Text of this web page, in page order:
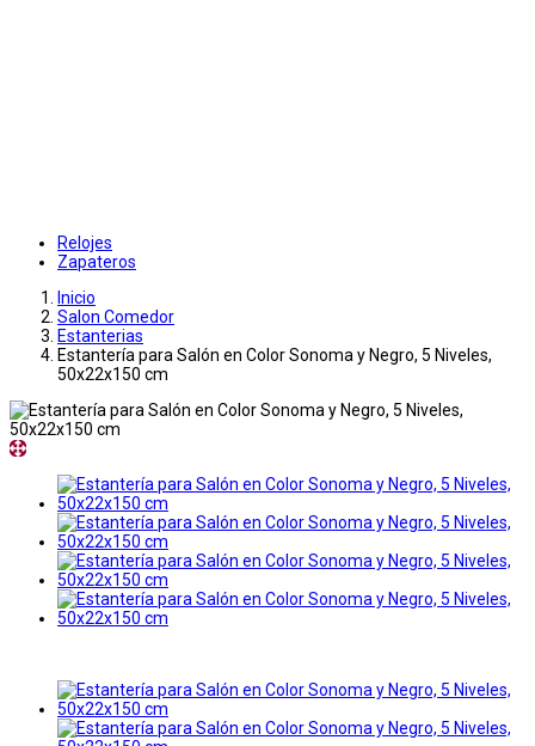
Relojes
Zapateros
Inicio
Salon Comedor
Estanterias
Estantería para Salón en Color Sonoma y Negro, 5 Niveles,
50x22x150 cm